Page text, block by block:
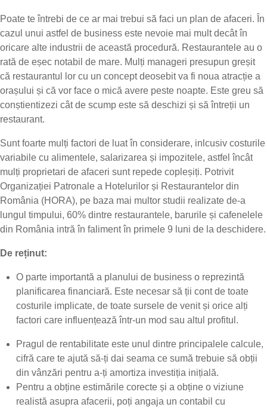
Poate te întrebi de ce ar mai trebui să faci un plan de afaceri. În
cazul unui astfel de business este nevoie mai mult decât în
oricare alte industrii de această procedură. Restaurantele au o
rată de eșec notabil de mare. Mulți manageri presupun greșit
că restaurantul lor cu un concept deosebit va fi noua atracție a
orașului și că vor face o mică avere peste noapte. Este greu să
conștientizezi cât de scump este să deschizi și să întreții un
restaurant.
Sunt foarte mulți factori de luat în considerare, inlcusiv costurile
variabile cu alimentele, salarizarea și impozitele, astfel încât
mulți proprietari de afaceri sunt repede copleșiți. Potrivit
Organizației Patronale a Hotelurilor și Restaurantelor din
România (HORA), pe baza mai multor studii realizate de-a
lungul timpului, 60% dintre restaurantele, barurile și cafenelele
din România intră în faliment în primele 9 luni de la deschidere.
De reținut:
O parte importantă a planului de business o reprezintă
planificarea financiară. Este necesar să ții cont de toate
costurile implicate, de toate sursele de venit și orice alți
factori care influențează într-un mod sau altul profitul.
Pragul de rentabilitate este unul dintre principalele calcule,
cifră care te ajută să-ți dai seama ce sumă trebuie să obții
din vânzări pentru a-ți amortiza investiția inițială.
Pentru a obține estimările corecte și a obține o viziune
realistă asupra afacerii, poți angaja un contabil cu